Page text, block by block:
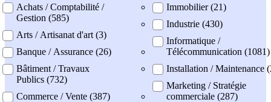
professionel
Achats / Comptabilité /
Gestion (585)
Arts / Artisanat d'art (3)
Banque / Assurance (26)
Bâtiment / Travaux
Publics (732)
Commerce / Vente (387)
Immobilier (21)
Industrie (430)
Informatique /
Télécommunication (1081)
Installation / Maintenance
Marketing / Stratégie
commerciale (287)